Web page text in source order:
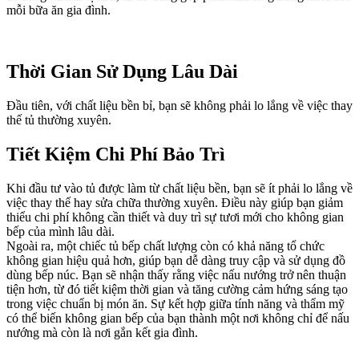
mỗi bữa ăn gia đình.
Thời Gian Sử Dụng Lâu Dài
Đầu tiên, với chất liệu bền bỉ, bạn sẽ không phải lo lắng về việc thay
thế tủ thường xuyên.
Tiết Kiệm Chi Phí Bảo Trì
Khi đầu tư vào tủ được làm từ chất liệu bền, bạn sẽ ít phải lo lắng về
việc thay thế hay sửa chữa thường xuyên. Điều này giúp bạn giảm
thiểu chi phí không cần thiết và duy trì sự tươi mới cho không gian
bếp của mình lâu dài.
Ngoài ra, một chiếc tủ bếp chất lượng còn có khả năng tổ chức
không gian hiệu quả hơn, giúp bạn dễ dàng truy cập và sử dụng đồ
dùng bếp núc. Bạn sẽ nhận thấy rằng việc nấu nướng trở nên thuận
tiện hơn, từ đó tiết kiệm thời gian và tăng cường cảm hứng sáng tạo
trong việc chuẩn bị món ăn. Sự kết hợp giữa tính năng và thẩm mỹ
có thể biến không gian bếp của bạn thành một nơi không chỉ để nấu
nướng mà còn là nơi gắn kết gia đình.